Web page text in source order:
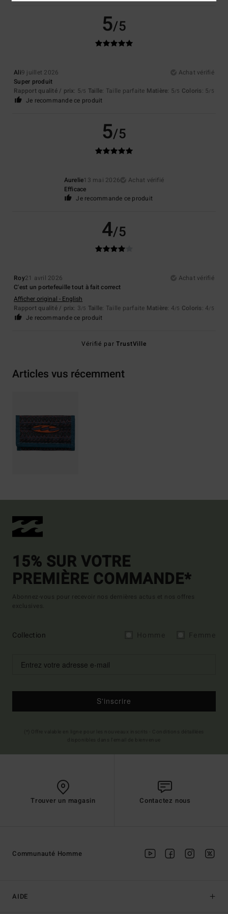
5/5
Ali9 juillet 2026
Achat vérifié
Super produit
Rapport qualité / prix: 5/5 Taille: Taille parfaite Matière: 5/5 Coloris: 5/5
Je recommande ce produit
5/5
Aurelie13 mai 2026
Achat vérifié
Efficace
Je recommande ce produit
4/5
Roy21 avril 2026
Achat vérifié
C'est un portefeuille tout à fait correct
Afficher original - English
Rapport qualité / prix: 3/5 Taille: Taille parfaite Matière: 4/5 Coloris: 4/5
Je recommande ce produit
Vérifié parTrustVille
Articles vus récemment
15% SUR VOTRE
PREMIÈRE COMMANDE*
Abonnez-vous pour recevoir nos dernières actus et nos offres
exclusives.
Collection
S'inscrire
Trouver un magasin Contactez nous
AIDE
Communauté Homme